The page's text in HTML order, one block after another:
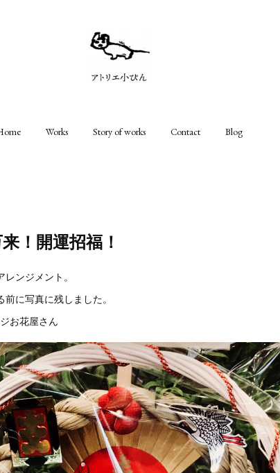
Works Story of works Contact Blog
！開運招福！
ンジメント。
に写真に残しました。
お花屋さん